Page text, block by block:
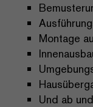
Montage
Und ab